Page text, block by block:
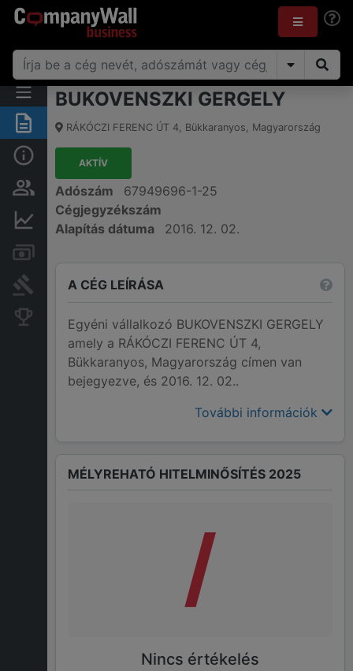
Összegzés
Alap információk
Személyek és tulajdonjog
Pénzügyi információk
Bírósági eljárások
Konkurens cégek
BUKOVENSZKI GERGELY
RÁKÓCZI FERENC ÚT 4, Bükkaranyos, Magyarország
AKTÍV
Adószám
67949696-1-25
Cégjegyzékszám
Alapítás dátuma
2016. 12. 02.
A CÉG LEÍRÁSA
Egyéni vállalkozó BUKOVENSZKI GERGELY
amely a RÁKÓCZI FERENC ÚT 4,
Bükkaranyos, Magyarország címen van
bejegyezve, és 2016. 12. 02..
További információk
MÉLYREHATÓ HITELMINŐSÍTÉS 2025
/
Nincs értékelés